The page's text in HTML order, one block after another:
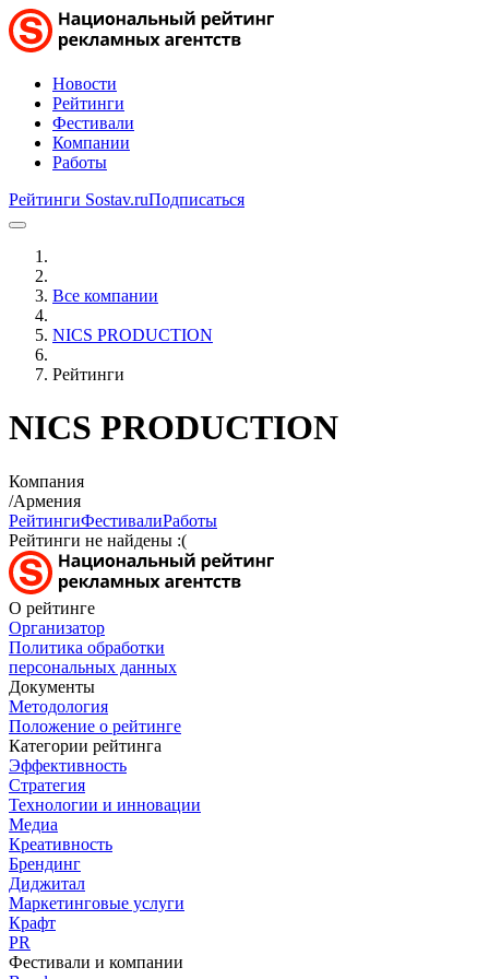
Новости
Рейтинги
Фестивали
Компании
Работы
Рейтинги Sostav.ruПодписаться
Все компании
NICS PRODUCTION
Рейтинги
NICS PRODUCTION
Компания
/Армения
РейтингиФестивалиРаботы
Рейтинги не найдены :(
О рейтинге
Организатор
Политика обработки
персональных данных
Документы
Методология
Положение о рейтинге
Категории рейтинга
Эффективность
Стратегия
Технологии и инновации
Медиа
Креативность
Брендинг
Диджитал
Маркетинговые услуги
Крафт
PR
Фестивали и компании